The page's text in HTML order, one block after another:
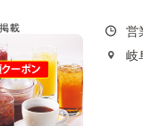
載
営
岐